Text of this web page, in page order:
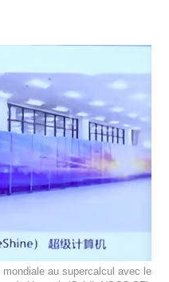
mondiale au supercalcul avec le